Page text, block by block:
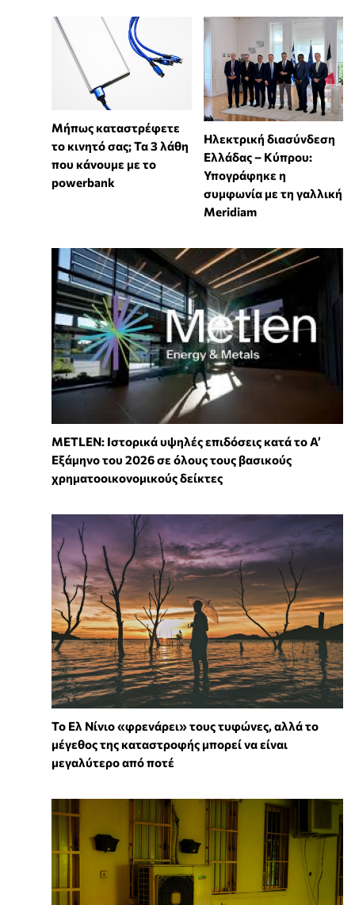
Μήπως καταστρέφετε
το κινητό σας; Τα 3 λάθη
που κάνουμε με το
powerbank
Ηλεκτρική διασύνδεση
Ελλάδας – Κύπρου:
Υπογράφηκε η
συμφωνία με τη γαλλική
Meridiam
METLEN: Ιστορικά υψηλές επιδόσεις κατά το Α’
Εξάμηνο του 2026 σε όλους τους βασικούς
χρηματοοικονομικούς δείκτες
Το Ελ Νίνιο «φρενάρει» τους τυφώνες, αλλά το
μέγεθος της καταστροφής μπορεί να είναι
μεγαλύτερο από ποτέ